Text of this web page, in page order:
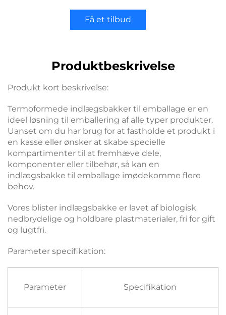
Få et tilbud
Produktbeskrivelse
Produkt kort beskrivelse:
Termoformede indlægsbakker til emballage er en
ideel løsning til emballering af alle typer produkter.
Uanset om du har brug for at fastholde et produkt i
en kasse eller ønsker at skabe specielle
kompartimenter til at fremhæve dele,
komponenter eller tilbehør, så kan en
indlægsbakke til emballage imødekomme flere
behov.
Vores blister indlægsbakke er lavet af biologisk
nedbrydelige og holdbare plastmaterialer, fri for gift
og lugtfri.
Parameter specifikation:
Parameter Specifikation